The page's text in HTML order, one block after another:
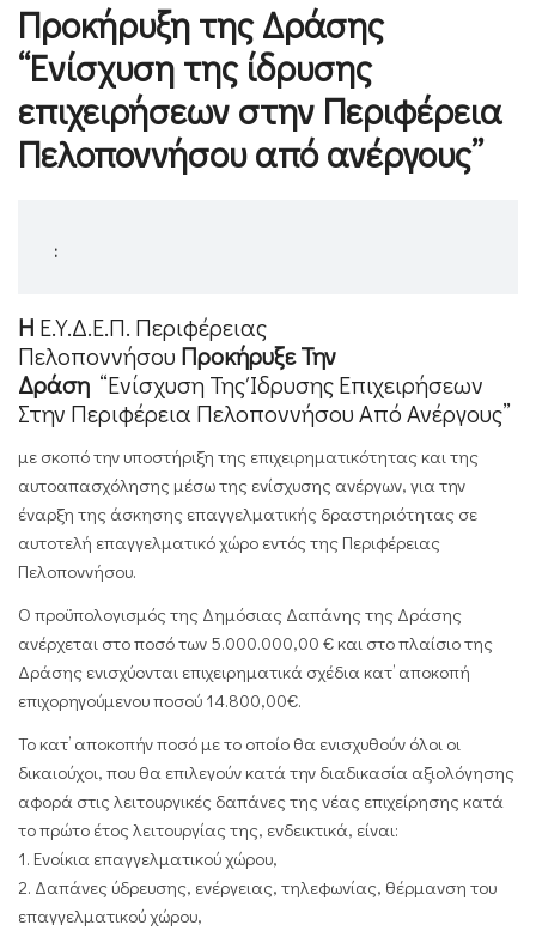
Προκήρυξη της Δράσης
“Ενίσχυση της ίδρυσης
επιχειρήσεων στην Περιφέρεια
Πελοποννήσου από ανέργους”
:
Η Ε.Υ.Δ.Ε.Π. Περιφέρειας
Πελοποννήσου Προκήρυξε Την
Δράση “Ενίσχυση Της Ίδρυσης Επιχειρήσεων
Στην Περιφέρεια Πελοποννήσου Από Ανέργους”
με σκοπό την υποστήριξη της επιχειρηματικότητας και της
αυτοαπασχόλησης μέσω της ενίσχυσης ανέργων, για την
έναρξη της άσκησης επαγγελματικής δραστηριότητας σε
αυτοτελή επαγγελματικό χώρο εντός της Περιφέρειας
Πελοποννήσου.
Ο προϋπολογισμός της Δημόσιας Δαπάνηςτης Δράσης
ανέρχεται στο ποσό των 5.000.000,00 € και στο πλαίσιο της
Δράσης ενισχύονται επιχειρηματικά σχέδια κατ’ αποκοπή
επιχορηγούμενου ποσού 14.800,00€.
Το κατ’ αποκοπήν ποσό με το οποίο θα ενισχυθούν όλοι οι
δικαιούχοι, που θα επιλεγούν κατά την διαδικασία αξιολόγησης
αφορά στις λειτουργικές δαπάνες της νέας επιχείρησης κατά
το πρώτο έτος λειτουργίας της, ενδεικτικά, είναι:
1. Ενοίκια επαγγελματικού χώρου,
2. Δαπάνες ύδρευσης, ενέργειας, τηλεφωνίας, θέρμανση του
επαγγελματικού χώρου,